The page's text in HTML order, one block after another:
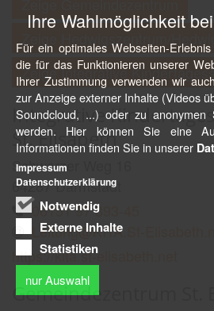
Zeige Hedwigszentrum/
Zeige Integrative
Integrative
St. Elisabeth
Schwarzer Weg 16
64287Darmstadt
06151 97 393-45
Leitung@KITA.St-
https://kita.st-elisabeth.net
Gemeindezentrum St.
Ihre Wahlmöglichkeit
Für ein optimales Webseiten-
die für das Funktionieren unserer
Ihrer Zustimmung verwenden wir
zur Anzeige externer Inhalte (Videos
Soundcloud, ...) oder zu anonymen
werden. Hier können Sie eine
Informationen finden Sie in unserer
Notwendig
Externe Inhalte
Statistiken
nur Auswahl
Impressum
Datenschutzerklärung